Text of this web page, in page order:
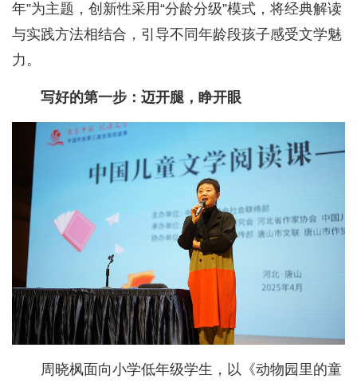
年”为主题，创新性采用“分龄分级”模式，将经典解读
与实践方法相结合，引导不同年龄段孩子感受文学魅
力。
写好的第一步：迈开腿，睁开眼
周晓枫面向小学低年级学生，以《动物园里的童